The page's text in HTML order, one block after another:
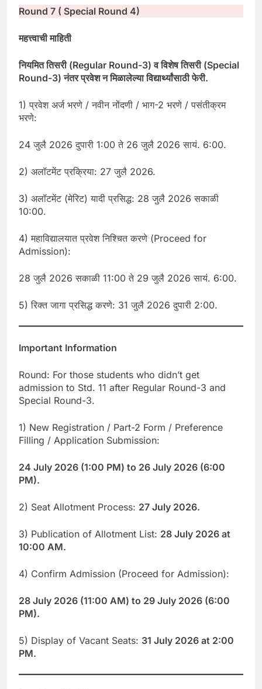
Round 7 ( Special Round 4)
महत्त्वाची माहिती
नियमित तिसरी (Regular Round-3)व विशेष तिसरी (Special
Round-3)नंतर प्रवेश न मिळालेल्या विद्यार्थ्यांसाठी फेरी.
1) प्रवेश अर्ज भरणे / नवीन नोंदणी / भाग-2 भरणे / पसंतीक्रम
भरणे:
24 जुलै 2026 दुपारी 1:00 ते 26 जुलै 2026 सायं. 6:00.
2) अलॉटमेंट प्रक्रिया: 27 जुलै 2026.
3) अलॉटमेंट (मेरिट) यादी प्रसिद्ध: 28 जुलै 2026 सकाळी
10:00.
4) महाविद्यालयात प्रवेश निश्चित करणे (Proceed for
Admission):
28 जुलै 2026 सकाळी 11:00 ते 29 जुलै 2026 सायं. 6:00.
5) रिक्त जागा प्रसिद्ध करणे: 31 जुलै 2026 दुपारी 2:00.
Important Information
Round: For those students who didn’t get
admission to Std. 11 after Regular Round-3 and
Special Round-3.
1) New Registration / Part-2 Form / Preference
Filling / Application Submission:
24 July 2026 (1:00 PM) to 26 July 2026 (6:00
PM).
2) Seat Allotment Process: 27 July 2026.
3) Publication of Allotment List: 28 July 2026 at
10:00 AM.
4) Confirm Admission (Proceed for Admission):
28 July 2026 (11:00 AM) to 29 July 2026 (6:00
PM).
5) Display of Vacant Seats: 31 July 2026 at 2:00
PM.